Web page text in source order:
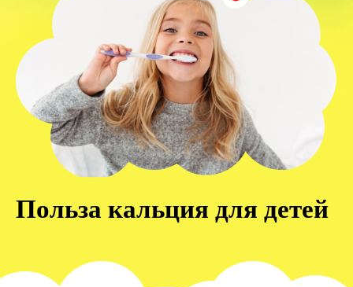
Польза кальция для детей